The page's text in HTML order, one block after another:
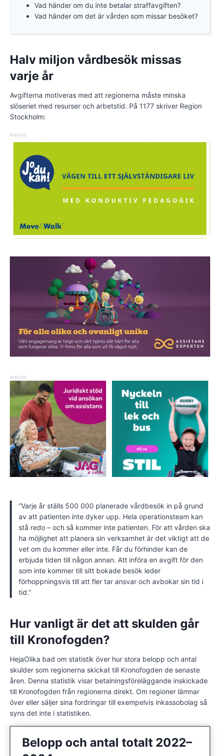
Vad händer om du inte betalar straffavgiften?
Vad händer om det är vården som missar besöket?
Halv miljon vårdbesök missas
varje år
Avgifterna motiveras med att regionerna måste minska
slöseriet med resurser och arbetstid. På 1177 skriver Region
Stockholm:
ANNONS
ANNONS
”Varje år ställs 500 000 planerade vårdbesök in på grund
av att patienten inte dyker upp. Hela operationsteam kan
stå redo – och så kommer inte patienten. För att vården ska
ha möjlighet att planera sin verksamhet är det viktigt att de
vet om du kommer eller inte. Får du förhinder kan de
erbjuda tiden till någon annan. Att införa en avgift för den
som inte kommer till sitt bokade besök leder
förhoppningsvis till att fler tar ansvar och avbokar sin tid i
tid.”
Hur vanligt är det att skulden går
till Kronofogden?
HejaOlika bad om statistik över hur stora belopp och antal
skulder som regionerna skickat till Kronofogden de senaste
åren. Denna statistik visar betalningsföreläggande inskickade
till Kronofogden från regionerna direkt. Om regioner lämnar
över eller säljer sina fordringar till exempelvis inkassobolag så
syns det inte i statistiken.
Belopp och antal totalt 2022–